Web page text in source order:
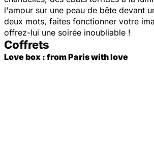
l'amour sur une peau de bête devant
deux mots, faites fonctionner votre
offrez-lui une soirée inoubliable !
Coffrets
Love box : from Paris with love